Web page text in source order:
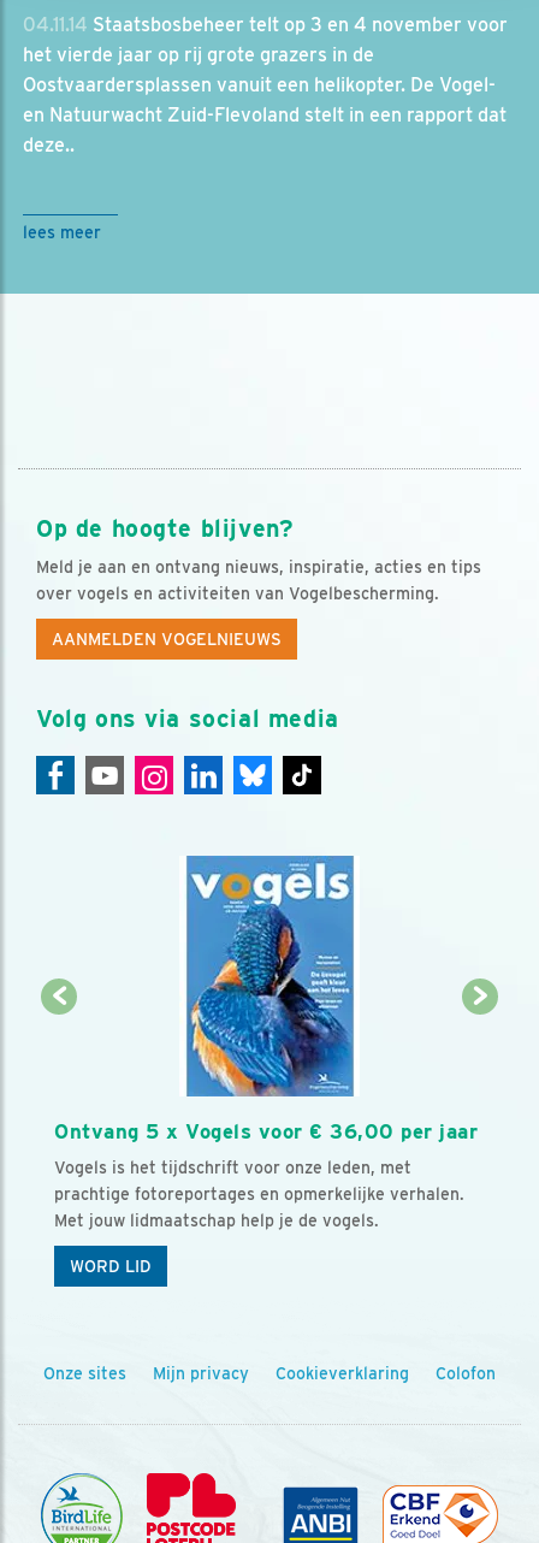
04.11.14 Staatsbosbeheer telt op 3 en 4 november voor
het vierde jaar op rij grote grazers in de
Oostvaardersplassen vanuit een helikopter. De Vogel-
en Natuurwacht Zuid-Flevoland stelt in een rapport dat
deze..
lees meer
Op de hoogte blijven?
Meld je aan en ontvang nieuws, inspiratie, acties en tips
over vogels en activiteiten van Vogelbescherming.
AANMELDEN VOGELNIEUWS
Volg ons via social media
Ontvang 5 x Vogels voor € 36,00 per jaar
Vogels is het tijdschrift voor onze leden, met
prachtige fotoreportages en opmerkelijke verhalen.
Met jouw lidmaatschap help je de vogels.
WORD LID
Onze sites Mijn privacy Cookieverklaring Colofon